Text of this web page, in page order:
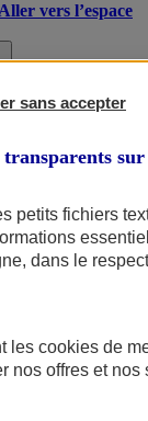
Aller vers l’espace
sans accepter
petits fichiers
dans le
les cookies de
nos offres et nos